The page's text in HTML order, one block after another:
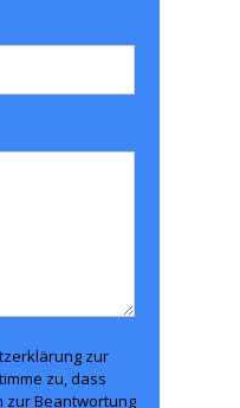
zur
zu, dass
zur Beantwortung